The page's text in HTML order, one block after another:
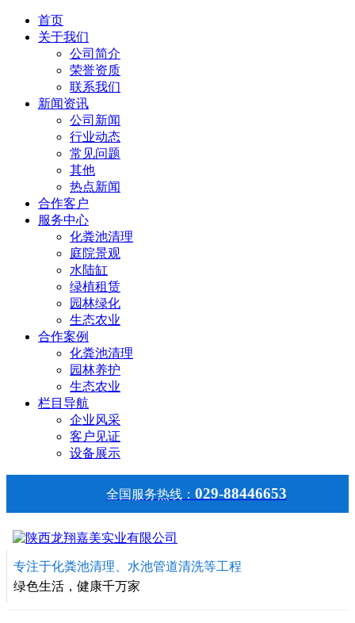
首页
关于我们
公司简介
荣誉资质
联系我们
新闻资讯
公司新闻
行业动态
常见问题
其他
热点新闻
合作客户
服务中心
化粪池清理
庭院景观
水陆缸
绿植租赁
园林绿化
生态农业
合作案例
化粪池清理
园林养护
生态农业
栏目导航
企业风采
客户见证
设备展示
全国服务热线： 029-88446653
专注于化粪池清理、水池管道清洗等工程
绿色生活，健康千万家